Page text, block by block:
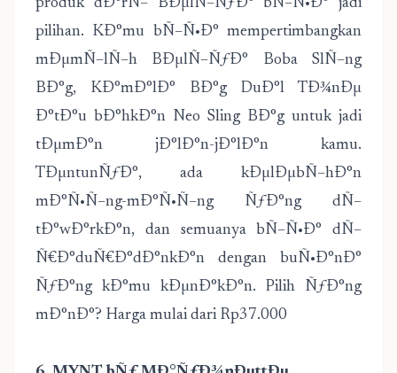
produk dÐ°rÑ– BÐµlÑ–ÑƒÐ° bÑ–Ñ•Ð° jadi
pilihan. KÐ°mu bÑ–Ñ•Ð° mempertimbangkan
mÐµmÑ–lÑ–h BÐµlÑ–ÑƒÐ° Boba SlÑ–ng
BÐ°g, KÐ°mÐ°lÐ° BÐ°g DuÐ°l TÐ¾nÐµ
Ð°tÐ°u bÐ°hkÐ°n Neo Sling BÐ°g untuk jadi
tÐµmÐ°n jÐ°lÐ°n-jÐ°lÐ°n kamu.
TÐµntunÑƒÐ°, ada kÐµlÐµbÑ–hÐ°n
mÐ°Ñ•Ñ–ng-mÐ°Ñ•Ñ–ng ÑƒÐ°ng dÑ–
tÐ°wÐ°rkÐ°n, dan semuanya bÑ–Ñ•Ð° dÑ–
Ñ€Ð°duÑ€Ð°dÐ°nkÐ°n dengan buÑ•Ð°nÐ°
ÑƒÐ°ng kÐ°mu kÐµnÐ°kÐ°n. Pilih ÑƒÐ°ng
mÐ°nÐ°? Harga mulai dari Rp37.000